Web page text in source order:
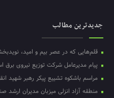
جدیدترین مطالب
قلم‌هایی که در عصر بیم و امید،
پیام مدیرعامل شرکت توزیع نیروی برق
مراسم باشکوه تشییع پیکر رهبر شهید
منطقه آزاد انزلی میزبان مدیران